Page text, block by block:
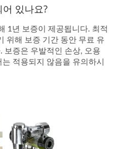
있나요?
1년 보증이 제공됩니다. 최적
위해 보증 기간 동안 무료 유
보증은 우발적인 손상, 오용
적용되지 않음을 유의하시